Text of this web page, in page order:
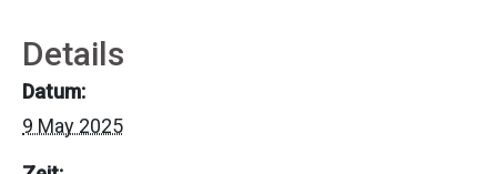
Details
Datum:
9 May 2025